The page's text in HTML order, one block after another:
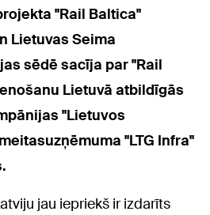
"Rail Baltica"
Lietuvas Seima
sēdē sacīja par "Rail
Lietuvā atbildīgās
"Lietuvos
"LTG Infra"
jau iepriekš ir izdarīts